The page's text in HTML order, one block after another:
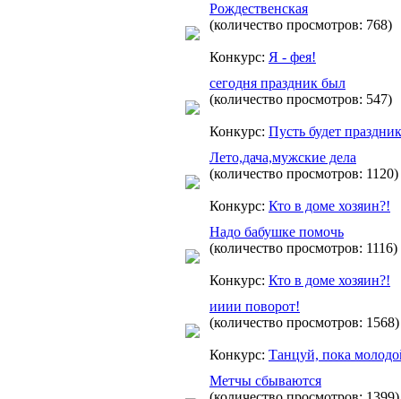
Рождественская
(количество просмотров: 768)
Конкурс: Я - фея!
сегодня праздник был
(количество просмотров: 547)
Конкурс: Пусть будет
Лето,дача,мужские дела
(количество просмотров: 1120)
Конкурс: Кто в доме хозяин?!
Надо бабушке помочь
(количество просмотров: 1116)
Конкурс: Кто в доме хозяин?!
ииии поворот!
(количество просмотров: 1568)
Конкурс: Танцуй, пока
Метчы сбываются